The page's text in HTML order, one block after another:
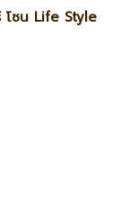
ซน Life Style